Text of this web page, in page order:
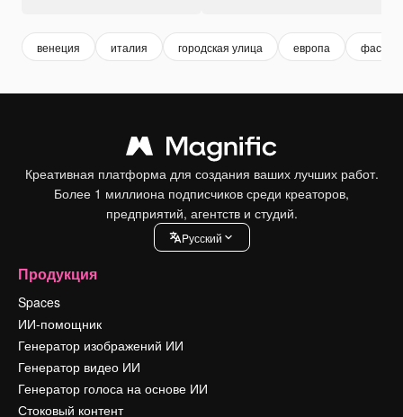
венеция италия городская улица европа фасад
Креативная платформа для создания ваших лучших работ.
Более 1 миллиона подписчиков среди креаторов,
предприятий, агентств и студий.
Pусский
Продукция
Spaces
ИИ-помощник
Генератор изображений ИИ
Генератор видео ИИ
Генератор голоса на основе ИИ
Стоковый контент